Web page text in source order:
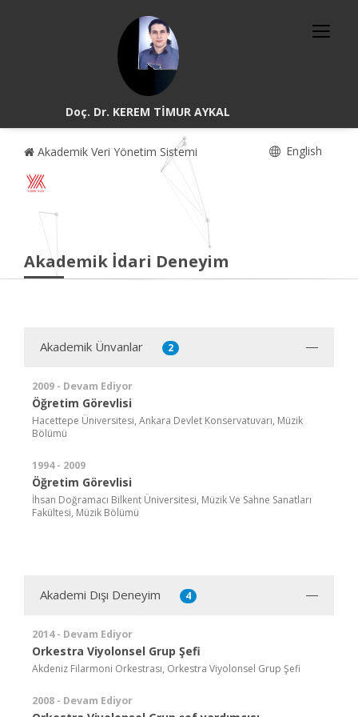
Doç. Dr. KEREM TİMUR AYKAL
Akademik Veri Yönetim Sistemi English
Akademik İdari Deneyim
Akademik Ünvanlar 2
2009 - Devam Ediyor
Öğretim Görevlisi
Hacettepe Üniversitesi, Ankara Devlet Konservatuvarı, Müzik
Bölümü
1994 - 2009
Öğretim Görevlisi
İhsan Doğramacı Bilkent Üniversitesi, Müzik Ve Sahne Sanatları
Fakültesi, Müzik Bölümü
Akademi Dışı Deneyim 4
2014 - Devam Ediyor
Orkestra Viyolonsel Grup Şefi
Akdeniz Filarmoni Orkestrası, Orkestra Viyolonsel Grup Şefi
2008 - Devam Ediyor